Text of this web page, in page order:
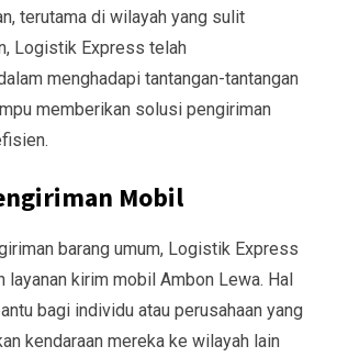
terutama di wilayah yang sulit
Logistik Express telah
menghadapi tantangan-tantangan
memberikan solusi pengiriman
Mobil
barang umum, Logistik Express
layanan kirim mobil Ambon Lewa. Hal
bagi individu atau perusahaan yang
kendaraan mereka ke wilayah lain